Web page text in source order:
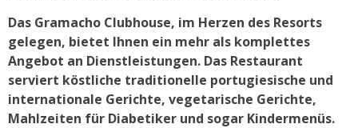
Das Gramacho Clubhouse, im Herzen des Resorts
gelegen, bietet Ihnen ein mehr als komplettes
Angebot an Dienstleistungen. Das Restaurant
serviert köstliche traditionelle portugiesische und
internationale Gerichte, vegetarische Gerichte,
Mahlzeiten für Diabetiker und sogar Kindermenüs.